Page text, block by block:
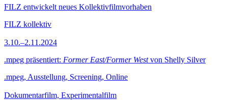
FILZ entwickelt neues Kollektivfilmvorhaben
FILZ kollektiv
3.10.–2.11.2024
.mpeg präsentiert: Former East/Former Westvon Shelly Silver
.mpeg, Ausstellung, Screening, Online
Dokumentarfilm, Experimentalfilm